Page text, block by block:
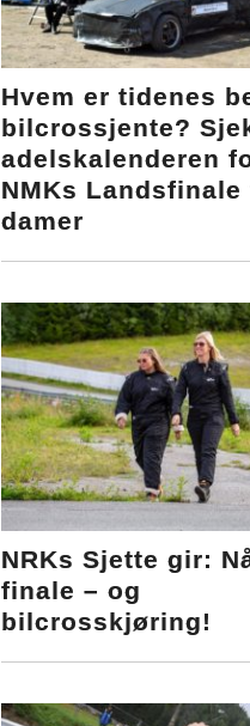
Hvem er tidenes
bilcrossjente?
adelskalenderen
NMKs Landsfinale
damer
NRKs Sjette gir:
finale – og
bilcrosskjøring!